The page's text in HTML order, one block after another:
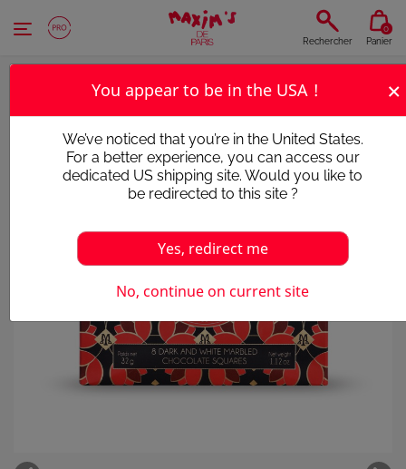
Panneau de gestion des cookies
Rechercher Panier
0
You appear to be in the USA ! ×
We’ve noticed that you’re in the United States.
For a better experience, you can access our
dedicated US shipping site. Would you like to
be redirected to this site ?
Yes, redirect me
No, continue on current site